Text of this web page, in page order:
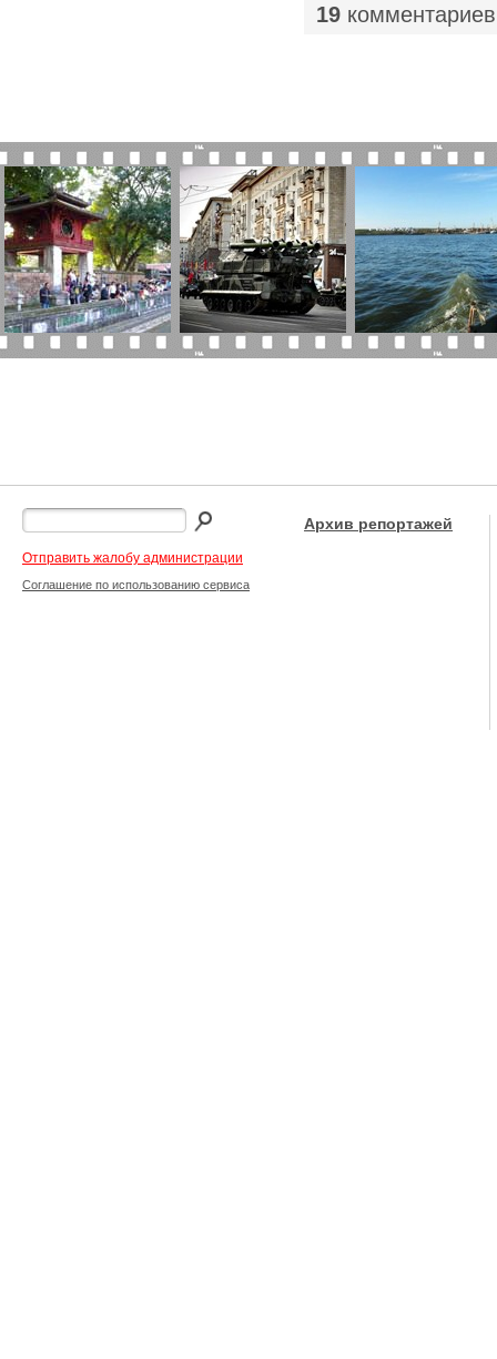
19
Отправить жалобу администрации
Соглашение по использованию сервиса
Архив репортажей